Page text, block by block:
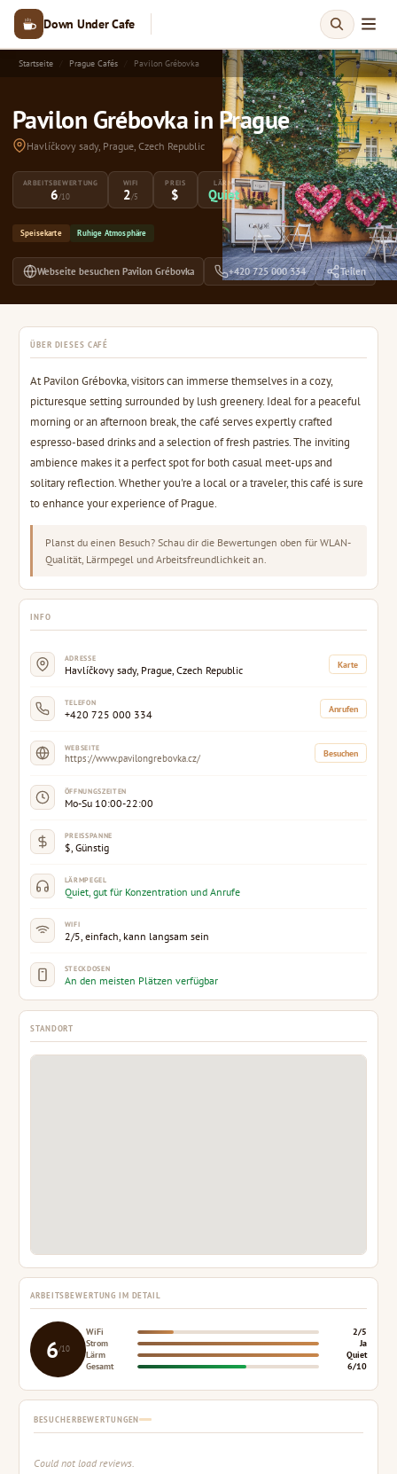
Down Under Cafe
Startseite Prague Cafés Pavilon Grébovka
Pavilon Grébovka in Prague
Havlíčkovy sady, Prague, Czech Republic
ARBEITSBEWERTUNG
6/10
WIFI
2/5
PREIS
$
LÄRM
Quiet
Speisekarte Ruhige Atmosphäre
Webseite besuchen Pavilon Grébovka +420 725 000 334 Teilen
ÜBER DIESES CAFÉ
At Pavilon Grébovka, visitors can immerse themselves in a cozy,
picturesque setting surrounded by lush greenery. Ideal for a peaceful
morning or an afternoon break, the café serves expertly crafted
espresso-based drinks and a selection of fresh pastries. The inviting
ambience makes it a perfect spot for both casual meet-ups and
solitary reflection. Whether you're a local or a traveler, this café is sure
to enhance your experience of Prague.
Planst du einen Besuch? Schau dir die Bewertungen oben für WLAN-
Qualität, Lärmpegel und Arbeitsfreundlichkeit an.
INFO
ADRESSE
Havlíčkovy sady, Prague, Czech Republic Karte
TELEFON
+420 725 000 334 Anrufen
WEBSEITE
https://www.pavilongrebovka.cz/ Besuchen
ÖFFNUNGSZEITEN
Mo-Su 10:00-22:00
PREISSPANNE
$, Günstig
LÄRMPEGEL
Quiet, gut für Konzentration und Anrufe
WIFI
2/5, einfach, kann langsam sein
STECKDOSEN
An den meisten Plätzen verfügbar
STANDORT
ARBEITSBEWERTUNG IM DETAIL
6/10
WiFi
2/5
Strom
Ja
Lärm
Quiet
Gesamt
6/10
BESUCHERBEWERTUNGEN
Could not load reviews.